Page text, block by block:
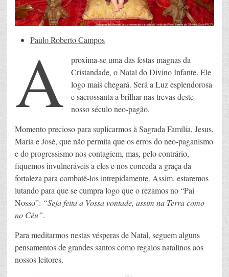
Paulo Roberto Campos
A
proxima-se uma das festas magnas da
Cristandade, o Natal do Divino Infante. Ele
logo mais chegará. Será a Luz esplendorosa
e sacrossanta a brilhar nas trevas deste
nosso século neo-pagão.
Momento precioso para suplicarmos à Sagrada Família, Jesus,
Maria e José, que não permita que os erros do neo-paganismo
e do progressismo nos contagiem, mas, pelo contrário,
fiquemos invulneráveis a eles e nos conceda a graça da
fortaleza para combatê-los intrepidamente. Assim, estaremos
lutando para que se cumpra logo que o rezamos no “Pai
Nosso”: “Seja feita a Vossa vontade, assim na Terra como
no Céu”.
Para meditarmos nestas vésperas de Natal, seguem alguns
pensamentos de grandes santos como regalos natalinos aos
nossos leitores.